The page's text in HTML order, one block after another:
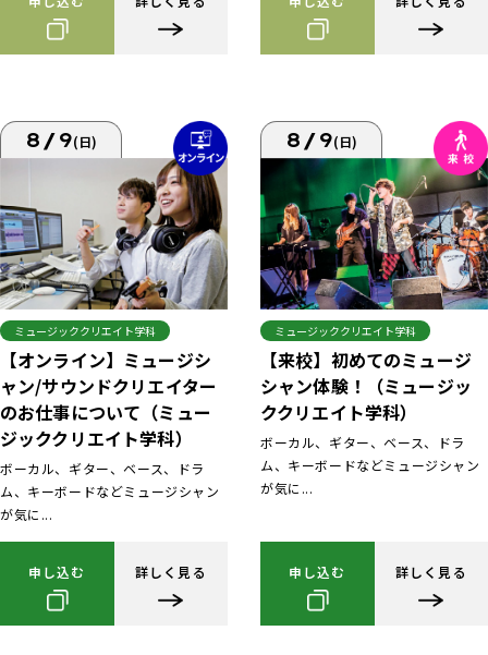
8/9(日)
ミュージッククリエイト学科
【オンライン】ミュージシ
ャン/サウンドクリエイター
のお仕事について（ミュー
ジッククリエイト学科）
ボーカル、ギター、ベース、ドラ
ム、キーボードなどミュージシャン
が気に...
申し込む 詳しく見る
8/9(日)
ミュージッククリエイト学科
【来校】初めてのミュージ
シャン体験！（ミュージッ
ククリエイト学科）
ボーカル、ギター、ベース、ドラ
ム、キーボードなどミュージシャン
が気に...
申し込む 詳しく見る